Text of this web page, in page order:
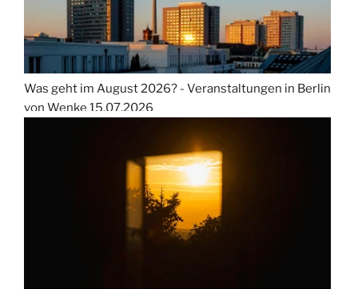
Was geht im August 2026? - Veranstaltungen in Berlin
von Wenke 15.07.2026